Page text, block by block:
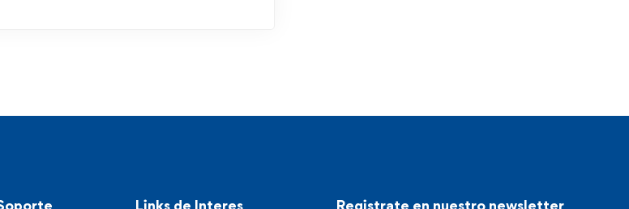
Links de Interes Registrate en nuestro newsletter